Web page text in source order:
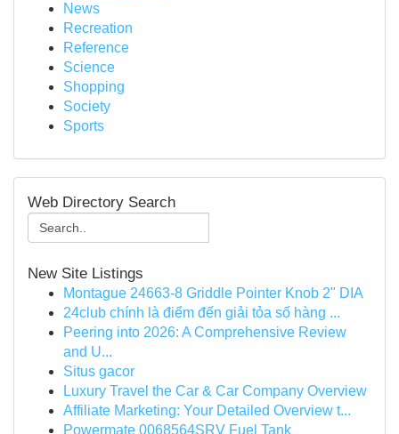
News
Recreation
Reference
Science
Shopping
Society
Sports
Web Directory Search
New Site Listings
Montague 24663-8 Griddle Pointer Knob 2" DIA
24club chính là điểm đến giải tỏa số hàng ...
Peering into 2026: A Comprehensive Review
and U...
Situs gacor
Luxury Travel the Car & Car Company Overview
Affiliate Marketing: Your Detailed Overview t...
Powermate 0068564SRV Fuel Tank